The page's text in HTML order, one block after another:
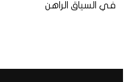
في السياق الراهن